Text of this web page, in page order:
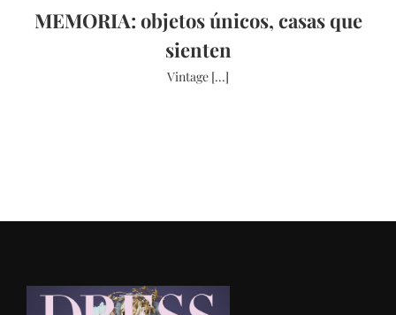
MEMORIA: objetos únicos, casas que
sienten
Vintage [...]